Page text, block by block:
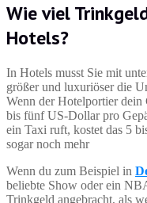
Wie viel
Hotels?
In Hotels musst Sie mit
größer und luxuriöser die
Wenn der Hotelportier dein
bis fünf US-Dollar pro
ein Taxi ruft, kostet das 5
sogar noch mehr
Wenn du zum Beispiel in
beliebte Show oder ein
Trinkgeld angebracht, als